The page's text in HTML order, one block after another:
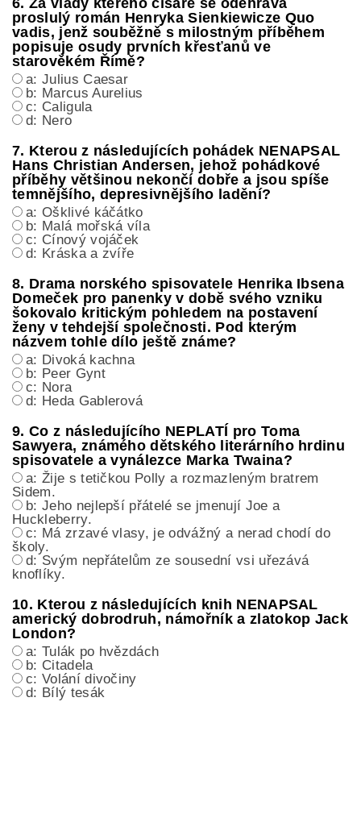
proslulý román Henryka Sienkiewicze Quo
vadis, jenž souběžně s milostným příběhem
popisuje osudy prvních křesťanů ve
starověkém Římě?
a: Julius Caesar
b: Marcus Aurelius
c: Caligula
d: Nero
7. Kterou z následujících pohádek NENAPSAL
Hans Christian Andersen, jehož pohádkové
příběhy většinou nekončí dobře a jsou spíše
temnějšího, depresivnějšího ladění?
a: Ošklivé káčátko
b: Malá mořská víla
c: Cínový vojáček
d: Kráska a zvíře
8. Drama norského spisovatele Henrika Ibsena
Domeček pro panenky v době svého vzniku
šokovalo kritickým pohledem na postavení
ženy v tehdejší společnosti. Pod kterým
názvem tohle dílo ještě známe?
a: Divoká kachna
b: Peer Gynt
c: Nora
d: Heda Gablerová
9. Co z následujícího NEPLATÍ pro Toma
Sawyera, známého dětského literárního hrdinu
spisovatele a vynálezce Marka Twaina?
a: Žije s tetičkou Polly a rozmazleným bratrem
Sidem.
b: Jeho nejlepší přátelé se jmenují Joe a
Huckleberry.
c: Má zrzavé vlasy, je odvážný a nerad chodí do
školy.
d: Svým nepřátelům ze sousední vsi uřezává
knoflíky.
10. Kterou z následujících knih NENAPSAL
americký dobrodruh, námořník a zlatokop Jack
London?
a: Tulák po hvězdách
b: Citadela
c: Volání divočiny
d: Bílý tesák